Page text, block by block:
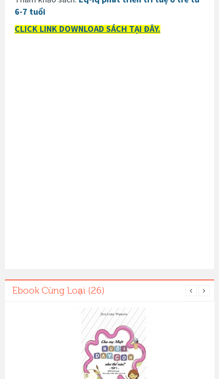
6-7 tuổi
CLICK LINK DOWNLOAD SÁCH TẠI ĐÂY.
Ebook Cùng Loại (26)